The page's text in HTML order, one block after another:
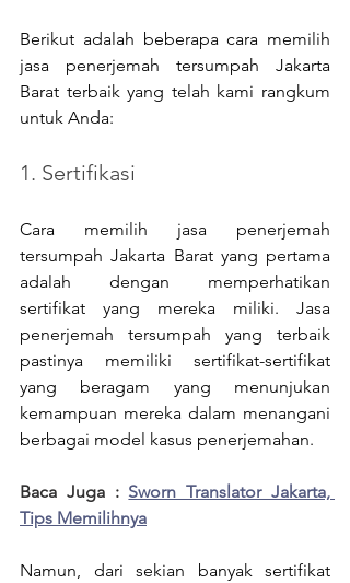
Berikut adalah beberapa cara memilih
jasa penerjemah tersumpah Jakarta
Barat terbaik yang telah kami rangkum
untuk Anda:
1. Sertifikasi
Cara memilih jasa penerjemah
tersumpah Jakarta Barat yang pertama
adalah dengan memperhatikan
sertifikat yang mereka miliki. Jasa
penerjemah tersumpah yang terbaik
pastinya memiliki sertifikat-sertifikat
yang beragam yang menunjukan
kemampuan mereka dalam menangani
berbagai model kasus penerjemahan.
Baca Juga : Sworn Translator Jakarta,
Tips Memilihnya
Namun, dari sekian banyak sertifikat